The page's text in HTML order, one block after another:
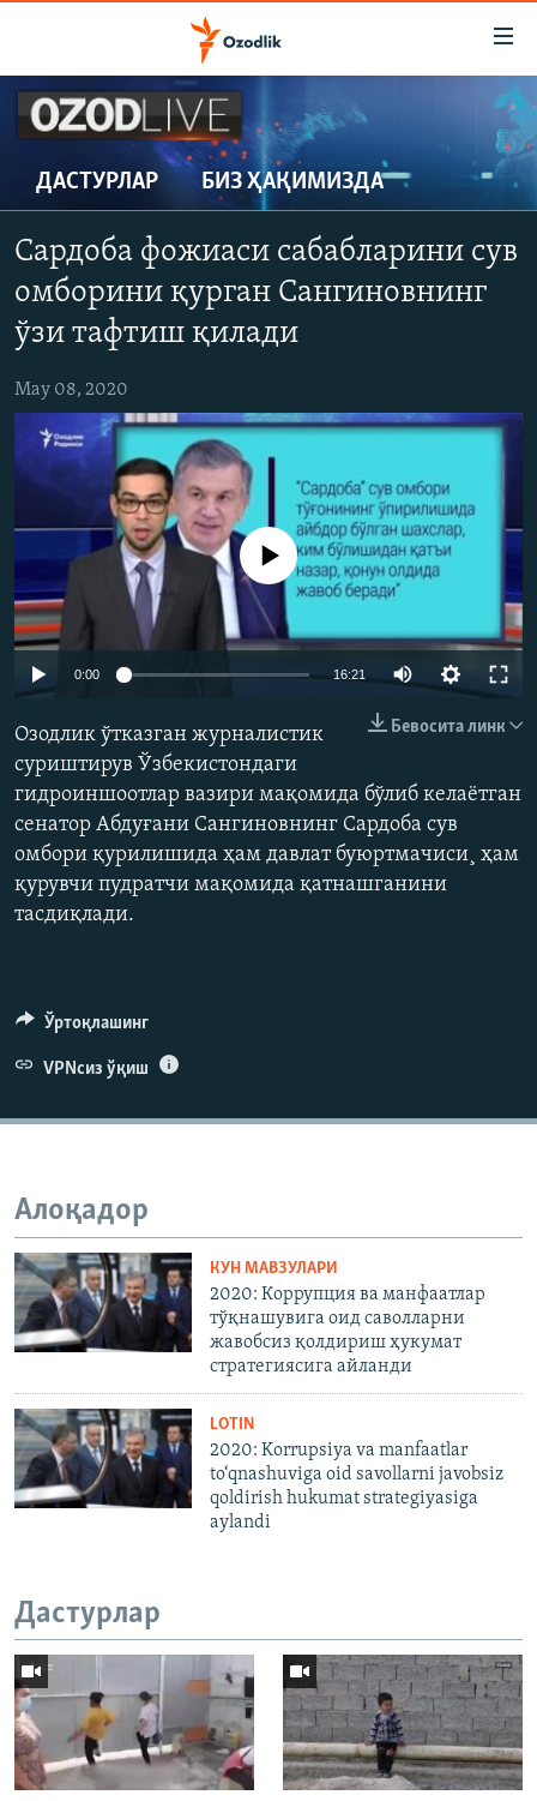
мавзуларга
ўтинг
Асосий
навигацияга
ўтинг
Қидиришга
ўтинг
OZODLIK SURISHTIRUVLARI
OZODVIDEO
OZODARXIV
На русском
ИЖТИМОИЙ ТАРМОҚЛАР
Озодлик бошқа тилларда
ДАСТУРЛАР БИЗ ҲАҚИМИЗДА
Сардоба фожиаси сабабларини сув
омборини қурган Сангиновнинг
ўзи тафтиш қилади
May 08, 2020
Auto 270p 404p
1080p
Айни дамда медиа-манба мавжуд эмас
0:00 16:21
404p
1080p
Бевосита линк
Озодлик ўтказган журналистик
суриштирув Ўзбекистондаги
гидроиншоотлар вазири мақомида бўлиб келаëтган
сенатор Абдуғани Сангиновнинг Сардоба сув
омбори қурилишида ҳам давлат буюртмачиси¸ ҳам
қурувчи пудратчи мақомида қатнашганини
тасдиқлади.
Ўртоқлашинг
VPNсиз ўқиш
Алоқадор
КУН МАВЗУЛАРИ
2020: Коррупция ва манфаатлар
тўқнашувига оид саволларни
жавобсиз қолдириш ҳукумат
стратегиясига айланди
LOTIN
2020: Korrupsiya va manfaatlar
to‘qnashuviga oid savollarni javobsiz
qoldirish hukumat strategiyasiga
aylandi
Дастурлар